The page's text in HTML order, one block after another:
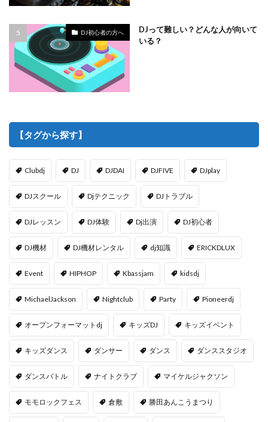
DJ初心者の方へ
DJって難しい？どんな人が向いて
いる？
【タグから探す】
Clubdj DJ DJDAI DJFIVE DJplay
DJスクール Djテクニック DJトラブル
DJレッスン DJ体験 Dj出演 DJ初心者
DJ機材 DJ機材レンタル dj知識 ERICKDLUX
Event HIPHOP Kbassjam kidsdj
MichaelJackson Nightclub Party Pioneerdj
オープンフォーマットdj キッズDJ キッズイベント
キッズダンス ダンサー ダンス ダンススタジオ
ダンスバトル ナイトクラブ マイケルジャクソン
モモロックフェス 倉敷 勝田あんこうまつり